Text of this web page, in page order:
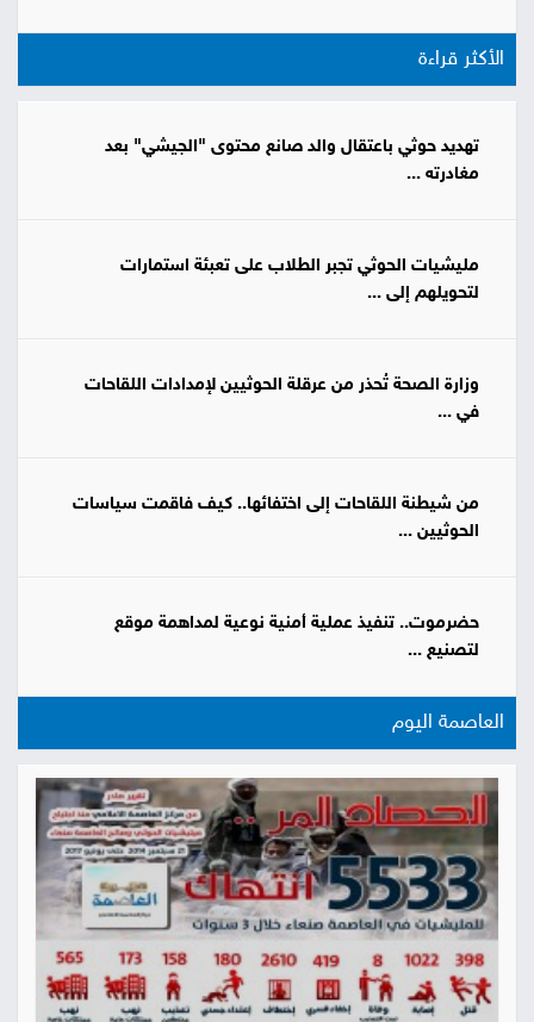
الأكثر قراءة
تهديد حوثي باعتقال والد صانع محتوى "الجيشي" بعد
مغادرته ...
مليشيات الحوثي تجبر الطلاب على تعبئة استمارات
لتحويلهم إلى ...
وزارة الصحة تُحذر من عرقلة الحوثيين لإمدادات اللقاحات
في ...
من شيطنة اللقاحات إلى اختفائها.. كيف فاقمت سياسات
الحوثيين ...
حضرموت.. تنفيذ عملية أمنية نوعية لمداهمة موقع
لتصنيع ...
العاصمة اليوم